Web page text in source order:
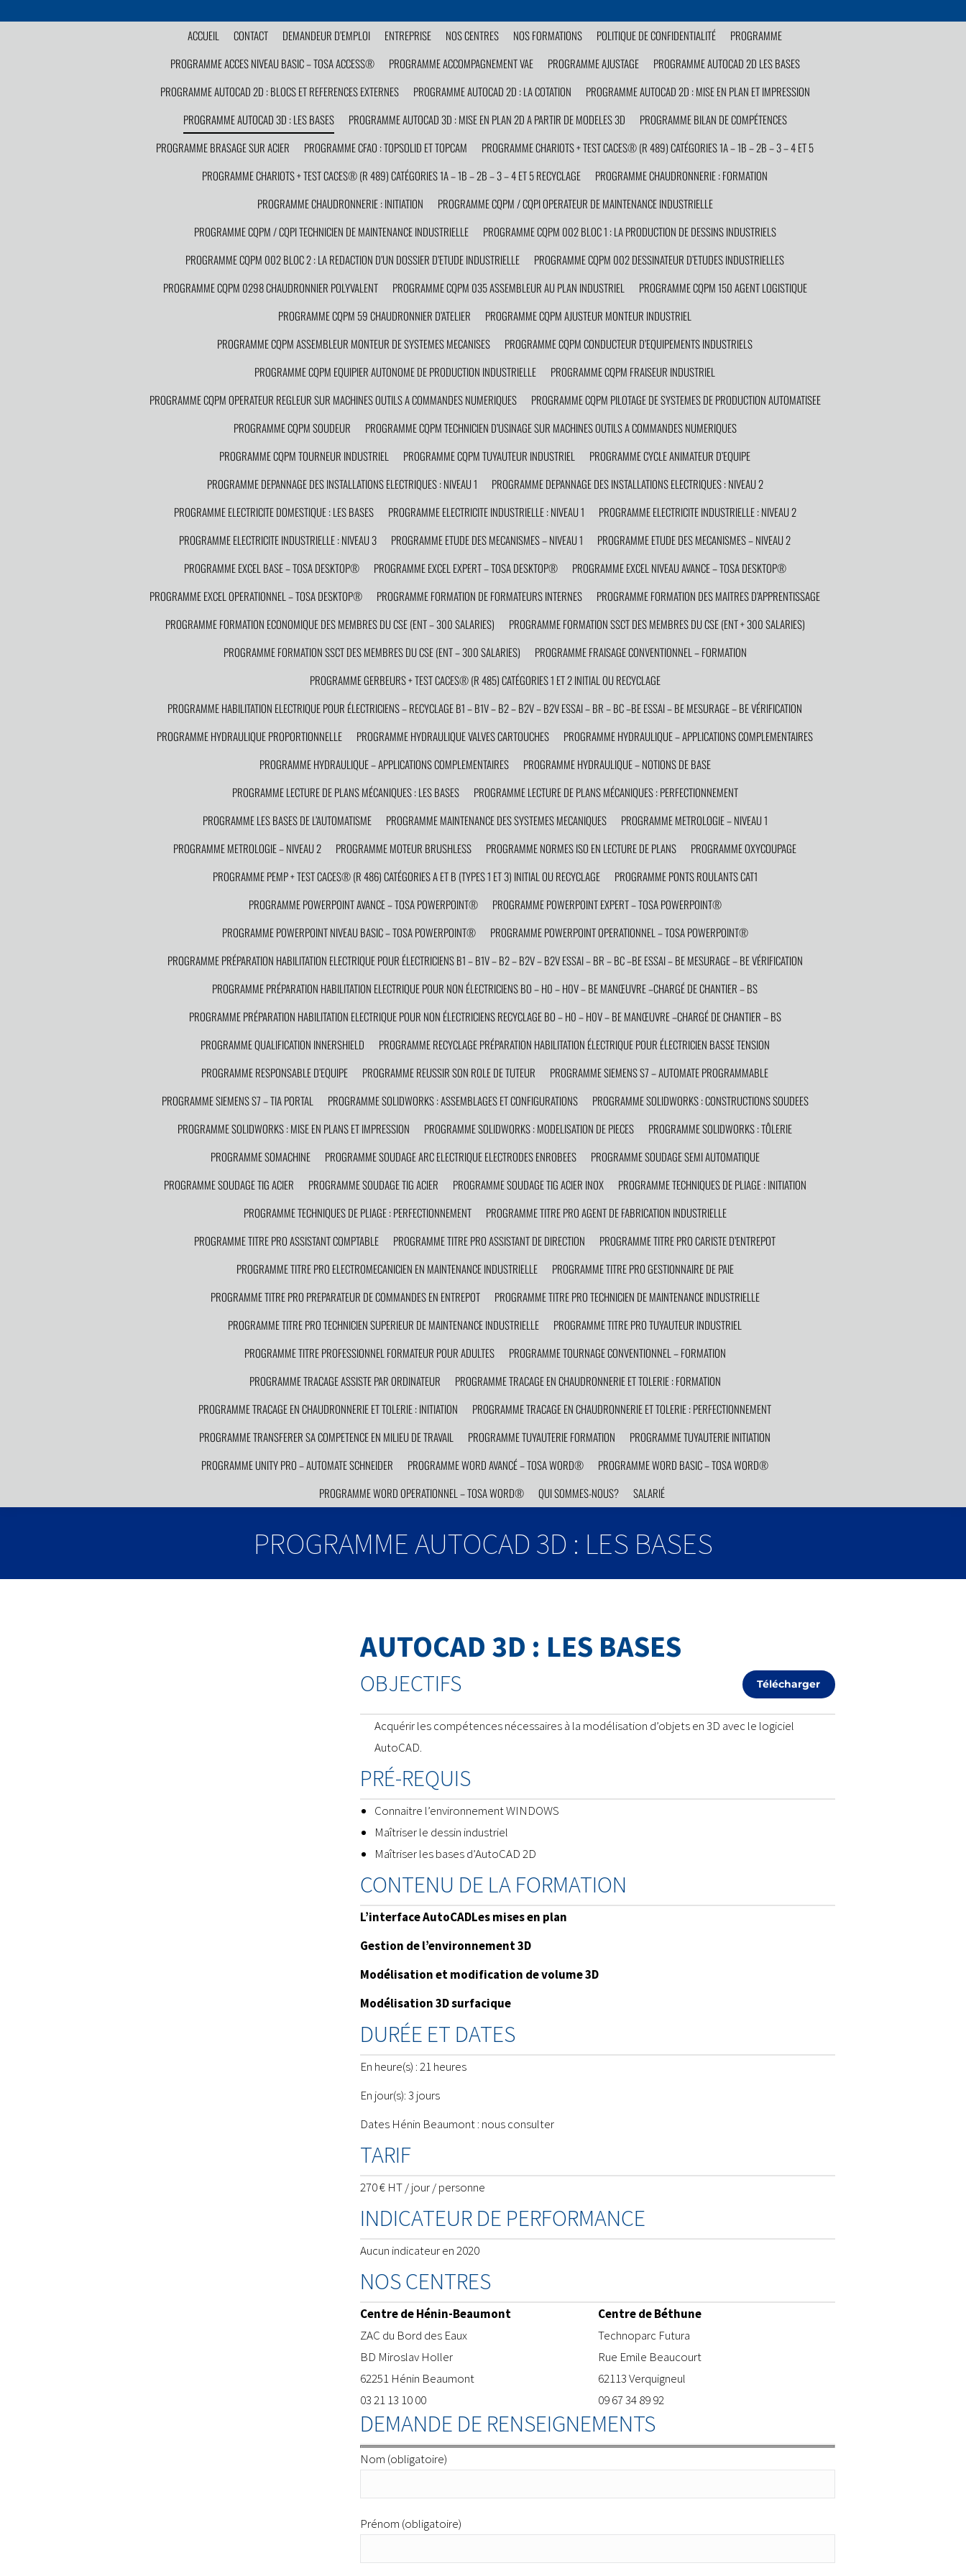
ACCUEIL CONTACT DEMANDEUR D’EMPLOI ENTREPRISE NOS CENTRES NOS FORMATIONS POLITIQUE DE CONFIDENTIALITÉ
PROGRAMME
PROGRAMME ACCES NIVEAU BASIC – TOSA ACCESS®
PROGRAMME ACCOMPAGNEMENT VAE PROGRAMME AJUSTAGE
PROGRAMME AUTOCAD 2D LES BASES
PROGRAMME AUTOCAD 2D : BLOCS ET REFERENCES EXTERNES
PROGRAMME AUTOCAD 2D : LA COTATION
PROGRAMME AUTOCAD 2D : MISE EN PLAN ET IMPRESSION
PROGRAMME AUTOCAD 3D : LES BASES
PROGRAMME AUTOCAD 3D : MISE EN PLAN 2D A PARTIR DE MODELES 3D
PROGRAMME BILAN DE COMPÉTENCES
PROGRAMME BRASAGE SUR ACIER
PROGRAMME CFAO : TOPSOLID ET TOPCAM
PROGRAMME CHARIOTS + TEST CACES® (R 489) CATÉGORIES 1A – 1B – 2B – 3 – 4 ET 5
PROGRAMME CHARIOTS + TEST CACES® (R 489) CATÉGORIES 1A – 1B – 2B – 3 – 4 ET 5 RECYCLAGE
PROGRAMME CHAUDRONNERIE : FORMATION
PROGRAMME CHAUDRONNERIE : INITIATION
PROGRAMME CQPM / CQPI OPERATEUR DE MAINTENANCE INDUSTRIELLE
PROGRAMME CQPM / CQPI TECHNICIEN DE MAINTENANCE INDUSTRIELLE
PROGRAMME CQPM 002 BLOC 1 : LA PRODUCTION DE DESSINS INDUSTRIELS
PROGRAMME CQPM 002 BLOC 2 : LA REDACTION D’UN DOSSIER D’ETUDE INDUSTRIELLE
PROGRAMME CQPM 002 DESSINATEUR D’ETUDES INDUSTRIELLES
PROGRAMME CQPM 0298 CHAUDRONNIER POLYVALENT
PROGRAMME CQPM 035 ASSEMBLEUR AU PLAN INDUSTRIEL
PROGRAMME CQPM 150 AGENT LOGISTIQUE
PROGRAMME CQPM 59 CHAUDRONNIER D’ATELIER
PROGRAMME CQPM AJUSTEUR MONTEUR INDUSTRIEL
PROGRAMME CQPM ASSEMBLEUR MONTEUR DE SYSTEMES MECANISES
PROGRAMME CQPM CONDUCTEUR D’EQUIPEMENTS INDUSTRIELS
PROGRAMME CQPM EQUIPIER AUTONOME DE PRODUCTION INDUSTRIELLE
PROGRAMME CQPM FRAISEUR INDUSTRIEL
PROGRAMME CQPM OPERATEUR REGLEUR SUR MACHINES OUTILS A COMMANDES NUMERIQUES
PROGRAMME CQPM PILOTAGE DE SYSTEMES DE PRODUCTION AUTOMATISEE
PROGRAMME CQPM SOUDEUR
PROGRAMME CQPM TECHNICIEN D’USINAGE SUR MACHINES OUTILS A COMMANDES NUMERIQUES
PROGRAMME CQPM TOURNEUR INDUSTRIEL
PROGRAMME CQPM TUYAUTEUR INDUSTRIEL
PROGRAMME CYCLE ANIMATEUR D’EQUIPE
PROGRAMME DEPANNAGE DES INSTALLATIONS ELECTRIQUES : NIVEAU 1
PROGRAMME DEPANNAGE DES INSTALLATIONS ELECTRIQUES : NIVEAU 2
PROGRAMME ELECTRICITE DOMESTIQUE : LES BASES
PROGRAMME ELECTRICITE INDUSTRIELLE : NIVEAU 1
PROGRAMME ELECTRICITE INDUSTRIELLE : NIVEAU 2
PROGRAMME ELECTRICITE INDUSTRIELLE : NIVEAU 3
PROGRAMME ETUDE DES MECANISMES – NIVEAU 1
PROGRAMME ETUDE DES MECANISMES – NIVEAU 2
PROGRAMME EXCEL BASE – TOSA DESKTOP®
PROGRAMME EXCEL EXPERT – TOSA DESKTOP®
PROGRAMME EXCEL NIVEAU AVANCE – TOSA DESKTOP®
PROGRAMME EXCEL OPERATIONNEL – TOSA DESKTOP®
PROGRAMME FORMATION DE FORMATEURS INTERNES
PROGRAMME FORMATION DES MAITRES D’APPRENTISSAGE
PROGRAMME FORMATION ECONOMIQUE DES MEMBRES DU CSE (ENT – 300 SALARIES)
PROGRAMME FORMATION SSCT DES MEMBRES DU CSE (ENT + 300 SALARIES)
PROGRAMME FORMATION SSCT DES MEMBRES DU CSE (ENT – 300 SALARIES)
PROGRAMME FRAISAGE CONVENTIONNEL – FORMATION
PROGRAMME GERBEURS + TEST CACES® (R 485) CATÉGORIES 1 ET 2 INITIAL OU RECYCLAGE
PROGRAMME HABILITATION ELECTRIQUE POUR ÉLECTRICIENS – RECYCLAGE B1 – B1V – B2 – B2V – B2V ESSAI – BR – BC –BE ESSAI – BE MESURAGE – BE VÉRIFICATION
PROGRAMME HYDRAULIQUE PROPORTIONNELLE
PROGRAMME HYDRAULIQUE VALVES CARTOUCHES
PROGRAMME HYDRAULIQUE – APPLICATIONS COMPLEMENTAIRES
PROGRAMME HYDRAULIQUE – APPLICATIONS COMPLEMENTAIRES
PROGRAMME HYDRAULIQUE – NOTIONS DE BASE
PROGRAMME LECTURE DE PLANS MÉCANIQUES : LES BASES
PROGRAMME LECTURE DE PLANS MÉCANIQUES : PERFECTIONNEMENT
PROGRAMME LES BASES DE L’AUTOMATISME
PROGRAMME MAINTENANCE DES SYSTEMES MECANIQUES
PROGRAMME METROLOGIE – NIVEAU 1
PROGRAMME METROLOGIE – NIVEAU 2
PROGRAMME MOTEUR BRUSHLESS PROGRAMME NORMES ISO EN LECTURE DE PLANS
PROGRAMME OXYCOUPAGE
PROGRAMME PEMP + TEST CACES® (R 486) CATÉGORIES A ET B (TYPES 1 ET 3) INITIAL OU RECYCLAGE
PROGRAMME PONTS ROULANTS CAT1
PROGRAMME POWERPOINT AVANCE – TOSA POWERPOINT®
PROGRAMME POWERPOINT EXPERT – TOSA POWERPOINT®
PROGRAMME POWERPOINT NIVEAU BASIC – TOSA POWERPOINT®
PROGRAMME POWERPOINT OPERATIONNEL – TOSA POWERPOINT®
PROGRAMME PRÉPARATION HABILITATION ELECTRIQUE POUR ÉLECTRICIENS B1 – B1V – B2 – B2V – B2V ESSAI – BR – BC –BE ESSAI – BE MESURAGE – BE VÉRIFICATION
PROGRAMME PRÉPARATION HABILITATION ELECTRIQUE POUR NON ÉLECTRICIENS BO – H0 – H0V – BE MANŒUVRE –CHARGÉ DE CHANTIER – BS
PROGRAMME PRÉPARATION HABILITATION ELECTRIQUE POUR NON ÉLECTRICIENS RECYCLAGE BO – H0 – H0V – BE MANŒUVRE –CHARGÉ DE CHANTIER – BS
PROGRAMME QUALIFICATION INNERSHIELD
PROGRAMME RECYCLAGE PRÉPARATION HABILITATION ÉLECTRIQUE POUR ÉLECTRICIEN BASSE TENSION
PROGRAMME RESPONSABLE D’EQUIPE
PROGRAMME REUSSIR SON ROLE DE TUTEUR
PROGRAMME SIEMENS S7 – AUTOMATE PROGRAMMABLE
PROGRAMME SIEMENS S7 – TIA PORTAL
PROGRAMME SOLIDWORKS : ASSEMBLAGES ET CONFIGURATIONS
PROGRAMME SOLIDWORKS : CONSTRUCTIONS SOUDEES
PROGRAMME SOLIDWORKS : MISE EN PLANS ET IMPRESSION
PROGRAMME SOLIDWORKS : MODELISATION DE PIECES
PROGRAMME SOLIDWORKS : TÔLERIE
PROGRAMME SOMACHINE
PROGRAMME SOUDAGE ARC ELECTRIQUE ELECTRODES ENROBEES
PROGRAMME SOUDAGE SEMI AUTOMATIQUE
PROGRAMME SOUDAGE TIG ACIER
PROGRAMME SOUDAGE TIG ACIER PROGRAMME SOUDAGE TIG ACIER INOX
PROGRAMME TECHNIQUES DE PLIAGE : INITIATION
PROGRAMME TECHNIQUES DE PLIAGE : PERFECTIONNEMENT
PROGRAMME TITRE PRO AGENT DE FABRICATION INDUSTRIELLE
PROGRAMME TITRE PRO ASSISTANT COMPTABLE
PROGRAMME TITRE PRO ASSISTANT DE DIRECTION
PROGRAMME TITRE PRO CARISTE D’ENTREPOT
PROGRAMME TITRE PRO ELECTROMECANICIEN EN MAINTENANCE INDUSTRIELLE
PROGRAMME TITRE PRO GESTIONNAIRE DE PAIE
PROGRAMME TITRE PRO PREPARATEUR DE COMMANDES EN ENTREPOT
PROGRAMME TITRE PRO TECHNICIEN DE MAINTENANCE INDUSTRIELLE
PROGRAMME TITRE PRO TECHNICIEN SUPERIEUR DE MAINTENANCE INDUSTRIELLE
PROGRAMME TITRE PRO TUYAUTEUR INDUSTRIEL
PROGRAMME TITRE PROFESSIONNEL FORMATEUR POUR ADULTES
PROGRAMME TOURNAGE CONVENTIONNEL – FORMATION
PROGRAMME TRACAGE ASSISTE PAR ORDINATEUR
PROGRAMME TRACAGE EN CHAUDRONNERIE ET TOLERIE : FORMATION
PROGRAMME TRACAGE EN CHAUDRONNERIE ET TOLERIE : INITIATION
PROGRAMME TRACAGE EN CHAUDRONNERIE ET TOLERIE : PERFECTIONNEMENT
PROGRAMME TRANSFERER SA COMPETENCE EN MILIEU DE TRAVAIL
PROGRAMME TUYAUTERIE FORMATION
PROGRAMME TUYAUTERIE INITIATION
PROGRAMME UNITY PRO – AUTOMATE SCHNEIDER
PROGRAMME WORD AVANCÉ – TOSA WORD®
PROGRAMME WORD BASIC – TOSA WORD®
PROGRAMME WORD OPERATIONNEL – TOSA WORD®
QUI SOMMES-NOUS? SALARIÉ
PROGRAMME AUTOCAD 3D : LES BASES
AUTOCAD 3D : LES BASES
OBJECTIFS Télécharger
Acquérir les compétences nécessaires à la modélisation d’objets en 3D avec le logiciel
AutoCAD.
PRÉ-REQUIS
Connaitre l’environnement WINDOWS
Maîtriser le dessin industriel
Maîtriser les bases d’AutoCAD 2D
CONTENU DE LA FORMATION
L’interface AutoCADLes mises en plan
Gestion de l’environnement 3D
Modélisation et modification de volume 3D
Modélisation 3D surfacique
DURÉE ET DATES
En heure(s) : 21 heures
En jour(s): 3 jours
Dates Hénin Beaumont : nous consulter
TARIF
270 € HT / jour / personne
INDICATEUR DE PERFORMANCE
Aucun indicateur en 2020
NOS CENTRES
Centre de Hénin-Beaumont
ZAC du Bord des Eaux
BD Miroslav Holler
62251 Hénin Beaumont
03 21 13 10 00
Centre de Béthune
​Technoparc Futura
Rue Emile Beaucourt
62113 Verquigneul
09 67 34 89 92
DEMANDE DE RENSEIGNEMENTS
Nom (obligatoire)
Prénom (obligatoire)